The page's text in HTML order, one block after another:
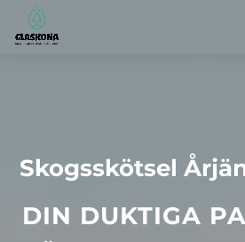
Skogsskötsel
DIN DUKTIGA